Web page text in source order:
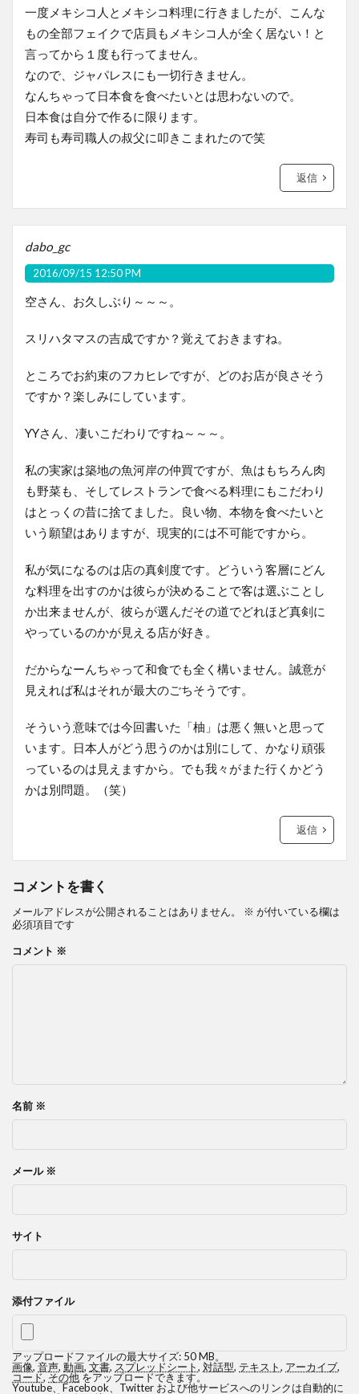
一度メキシコ人とメキシコ料理に行きましたが、こんな
もの全部フェイクで店員もメキシコ人が全く居ない！と
言ってから１度も行ってません。
なので、ジャパレスにも一切行きません。
なんちゃって日本食を食べたいとは思わないので。
日本食は自分で作るに限ります。
寿司も寿司職人の叔父に叩きこまれたので笑
返信
dabo_gc
2016/09/15 12:50 PM
空さん、お久しぶり～～～。
スリハタマスの吉成ですか？覚えておきますね。
ところでお約束のフカヒレですが、どのお店が良さそう
ですか？楽しみにしています。
YYさん、凄いこだわりですね～～～。
私の実家は築地の魚河岸の仲買ですが、魚はもちろん肉
も野菜も、そしてレストランで食べる料理にもこだわり
はとっくの昔に捨てました。良い物、本物を食べたいと
いう願望はありますが、現実的には不可能ですから。
私が気になるのは店の真剣度です。どういう客層にどん
な料理を出すのかは彼らが決めることで客は選ぶことし
か出来ませんが、彼らが選んだその道でどれほど真剣に
やっているのかが見える店が好き。
だからなーんちゃって和食でも全く構いません。誠意が
見えれば私はそれが最大のごちそうです。
そういう意味では今回書いた「柚」は悪く無いと思って
います。日本人がどう思うのかは別にして、かなり頑張
っているのは見えますから。でも我々がまた行くかどう
かは別問題。（笑）
返信
コメントを書く
メールアドレスが公開されることはありません。 ※ が付いている欄は
必須項目です
コメント ※
名前 ※
メール ※
サイト
添付ファイル
アップロードファイルの最大サイズ: 50 MB。
画像, 音声, 動画, 文書, スプレッドシート, 対話型, テキスト, アーカイブ,
コード,その他をアップロードできます。
Youtube、Facebook、Twitter および他サービスへのリンクは自動的に